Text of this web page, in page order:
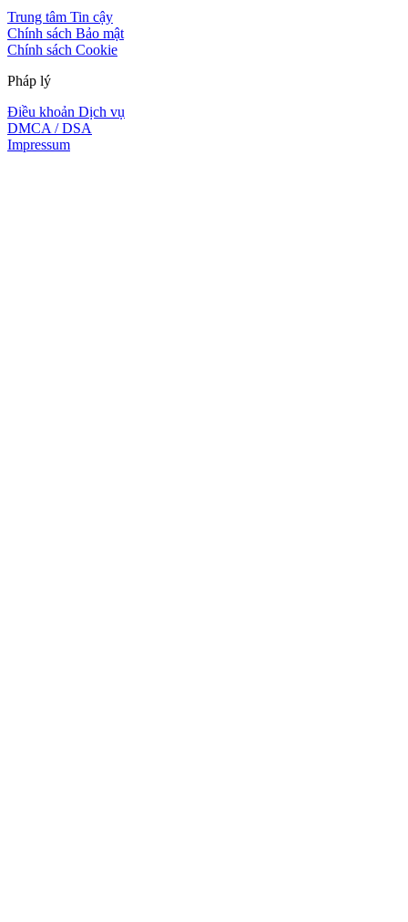
Trung tâm Tin cậy
Chính sách Bảo mật
Chính sách Cookie
Pháp lý
Điều khoản Dịch vụ
DMCA / DSA
Impressum